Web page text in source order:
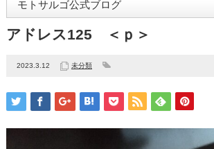
モトサルゴ公式ブログ
アドレス125 ＜ｐ＞
2023.3.12 未分類